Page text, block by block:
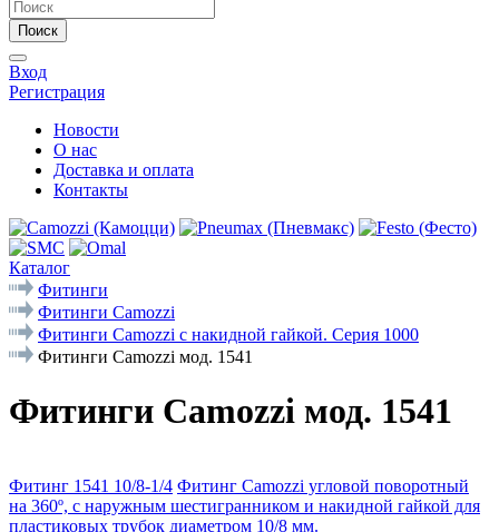
Поиск
Вход
Регистрация
Новости
О нас
Доставка и оплата
Контакты
Каталог
Фитинги
Фитинги Camozzi
Фитинги Camozzi с накидной гайкой. Серия 1000
Фитинги Camozzi мод. 1541
Фитинги Camozzi мод. 1541
Фитинг 1541 10/8-1/4 Фитинг Camozzi угловой поворотный
на 360º, с наружным шестигранником и накидной гайкой для
пластиковых трубок диаметром 10/8 мм.